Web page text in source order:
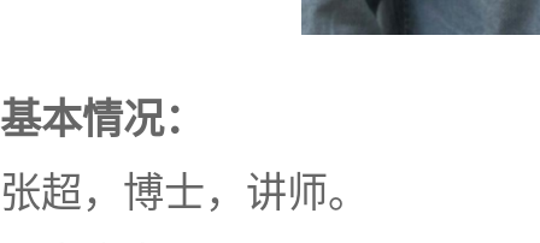
基本情况：
张超，博士，讲师。